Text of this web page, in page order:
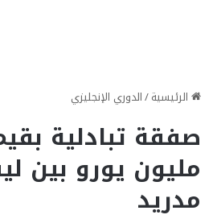
الرئيسية/الدوري الإنجليزي
مليون يورو بين
مدريد